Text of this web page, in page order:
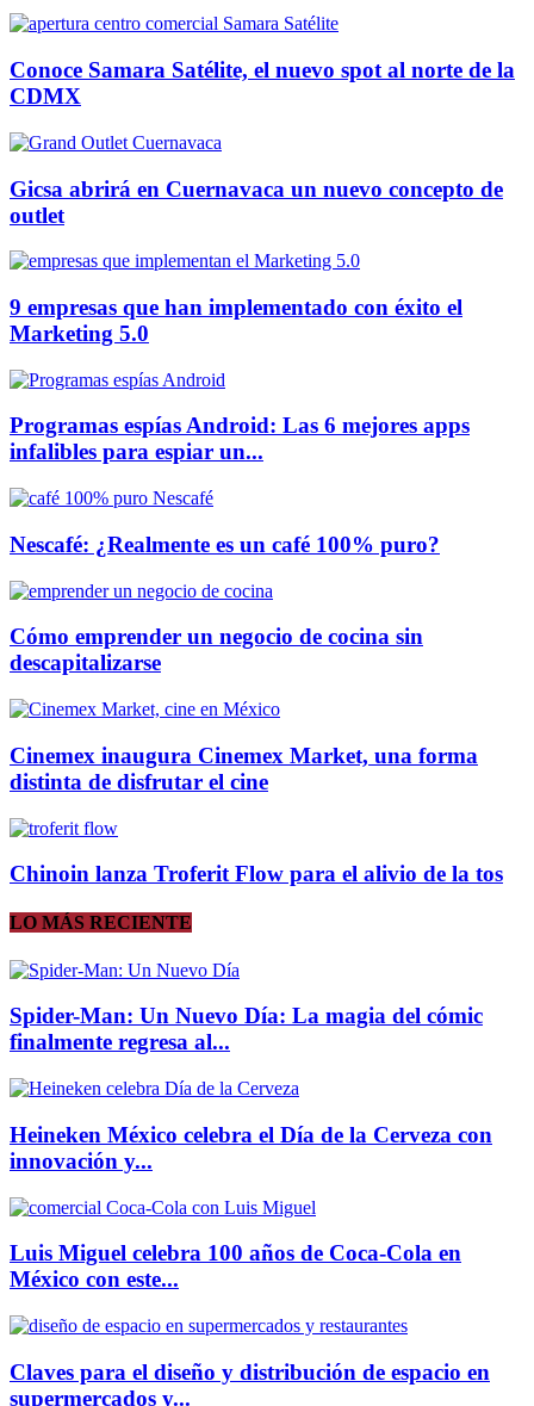
Conoce Samara Satélite, el nuevo spot al norte de la
CDMX
Gicsa abrirá en Cuernavaca un nuevo concepto de
outlet
9 empresas que han implementado con éxito el
Marketing 5.0
Programas espías Android: Las 6 mejores apps
infalibles para espiar un...
Nescafé: ¿Realmente es un café 100% puro?
Cómo emprender un negocio de cocina sin
descapitalizarse
Cinemex inaugura Cinemex Market, una forma
distinta de disfrutar el cine
Chinoin lanza Troferit Flow para el alivio de la tos
LO MÁS RECIENTE
Spider-Man: Un Nuevo Día: La magia del cómic
finalmente regresa al...
Heineken México celebra el Día de la Cerveza con
innovación y...
Luis Miguel celebra 100 años de Coca-Cola en
México con este...
Claves para el diseño y distribución de espacio en
supermercados y...